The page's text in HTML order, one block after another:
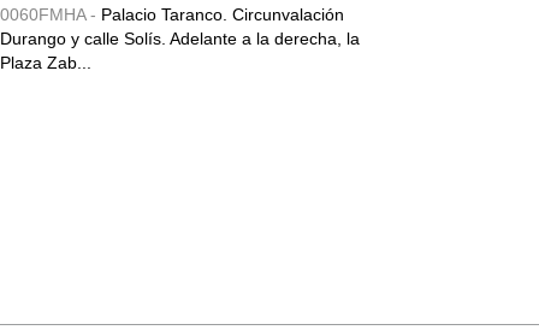
0060FMHA - Palacio Taranco. Circunvalación
Durango y calle Solís. Adelante a la derecha, la
Plaza Zab...